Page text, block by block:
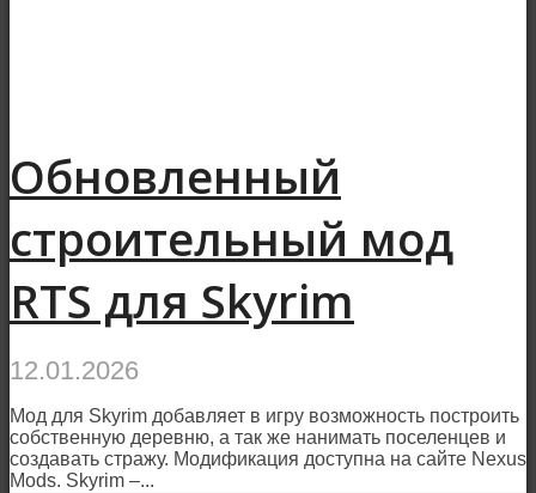
Обновленный
строительный мод
RTS для Skyrim
12.01.2026
Мод для Skyrim добавляет в игру возможность построить
собственную деревню, а так же нанимать поселенцев и
создавать стражу. Модификация доступна на сайте Nexus
Mods. Skyrim –...